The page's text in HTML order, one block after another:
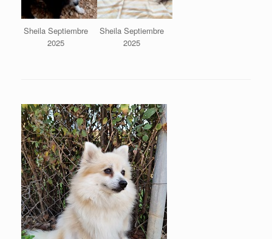
Sheila Septiembre
2025
Sheila Septiembre
2025